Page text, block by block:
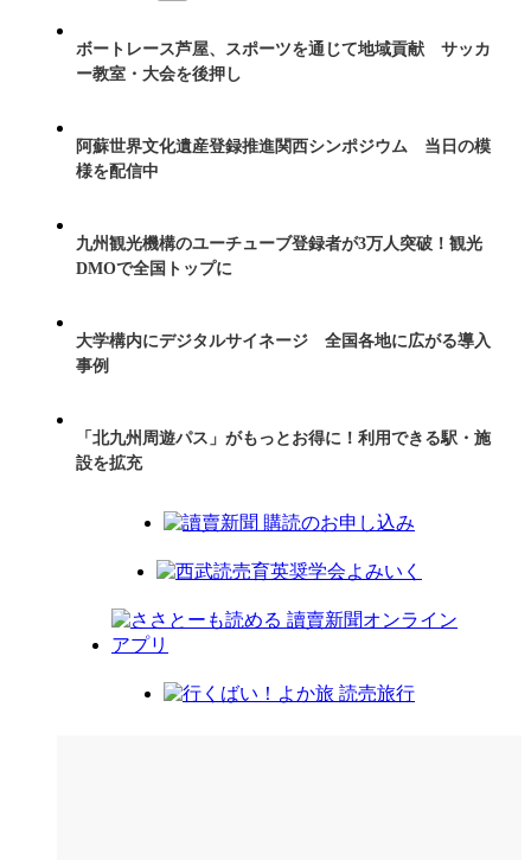
ボートレース芦屋、スポーツを通じて地域貢献 サッカ
ー教室・大会を後押し
阿蘇世界文化遺産登録推進関西シンポジウム 当日の模
様を配信中
九州観光機構のユーチューブ登録者が3万人突破！観光
DMOで全国トップに
大学構内にデジタルサイネージ 全国各地に広がる導入
事例
「北九州周遊パス」がもっとお得に！利用できる駅・施
設を拡充